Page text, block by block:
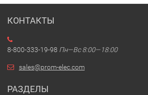
КОНТАКТЫ
8-800-333-19-98 Пн—Вс 8:00—18:00
sales@prom-elec.com
РАЗДЕЛЫ